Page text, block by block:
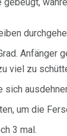
Anfänger
viel zu
um die
3 mal.